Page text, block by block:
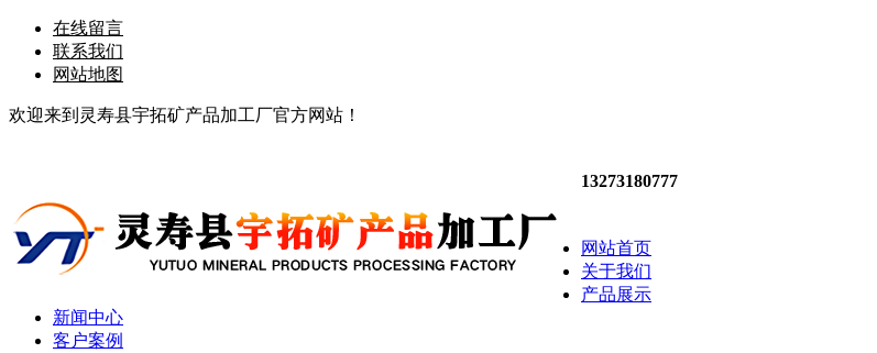
在线留言
联系我们
网站地图
欢迎来到灵寿县宇拓矿产品加工厂官方网站！
13273180777
网站首页
关于我们
产品展示
新闻中心
客户案例